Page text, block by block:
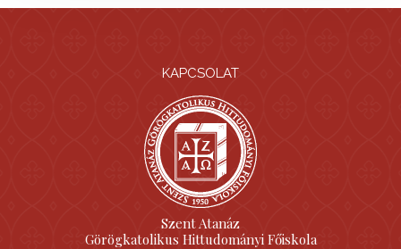
KAPCSOLAT
Szent Atanáz
Görögkatolikus Hittudományi Főiskola